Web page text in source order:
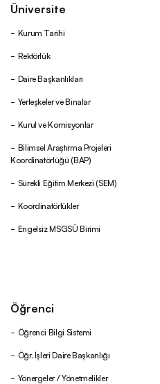
Üniversite
Kurum Tarihi
Rektörlük
Daire Başkanlıkları
Yerleşkeler ve Binalar
Kurul ve Komisyonlar
Bilimsel Araştırma Projeleri
Koordinatörlüğü (BAP)
Sürekli Eğitim Merkezi (SEM)
Koordinatörlükler
Engelsiz MSGSÜ Birimi
Öğrenci
Öğrenci Bilgi Sistemi
Öğr. İşleri Daire Başkanlığı
Yönergeler / Yönetmelikler